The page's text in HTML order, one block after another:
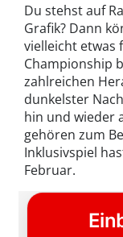
Du stehst auf
Grafik? Dann
vielleicht etwas
Championship
zahlreichen
dunkelster
hin und wieder
gehören zum
Inklusivspiel
Februar.